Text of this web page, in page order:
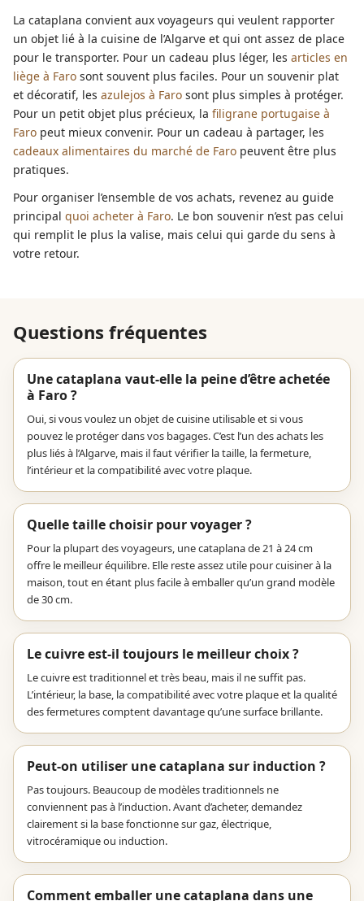
La cataplana convient aux voyageurs qui veulent rapporter
un objet lié à la cuisine de l’Algarve et qui ont assez de place
pour le transporter. Pour un cadeau plus léger, les articles en
liège à Faro sont souvent plus faciles. Pour un souvenir plat
et décoratif, les azulejos à Faro sont plus simples à protéger.
Pour un petit objet plus précieux, la filigrane portugaise à
Faro peut mieux convenir. Pour un cadeau à partager, les
cadeaux alimentaires du marché de Faro peuvent être plus
pratiques.
Pour organiser l’ensemble de vos achats, revenez au guide
principal quoi acheter à Faro. Le bon souvenir n’est pas celui
qui remplit le plus la valise, mais celui qui garde du sens à
votre retour.
Questions fréquentes
Une cataplana vaut-elle la peine d’être achetée
à Faro ?
Oui, si vous voulez un objet de cuisine utilisable et si vous
pouvez le protéger dans vos bagages. C’est l’un des achats les
plus liés à l’Algarve, mais il faut vérifier la taille, la fermeture,
l’intérieur et la compatibilité avec votre plaque.
Quelle taille choisir pour voyager ?
Pour la plupart des voyageurs, une cataplana de 21 à 24 cm
offre le meilleur équilibre. Elle reste assez utile pour cuisiner à la
maison, tout en étant plus facile à emballer qu’un grand modèle
de 30 cm.
Le cuivre est-il toujours le meilleur choix ?
Le cuivre est traditionnel et très beau, mais il ne suffit pas.
L’intérieur, la base, la compatibilité avec votre plaque et la qualité
des fermetures comptent davantage qu’une surface brillante.
Peut-on utiliser une cataplana sur induction ?
Pas toujours. Beaucoup de modèles traditionnels ne
conviennent pas à l’induction. Avant d’acheter, demandez
clairement si la base fonctionne sur gaz, électrique,
vitrocéramique ou induction.
Comment emballer une cataplana dans une